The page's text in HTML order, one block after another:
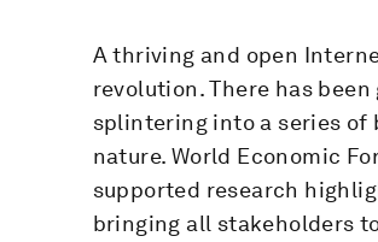
A thriving and open
revolution. There has
splintering into a series of
nature. World Economic
supported research
bringing all stakeholders